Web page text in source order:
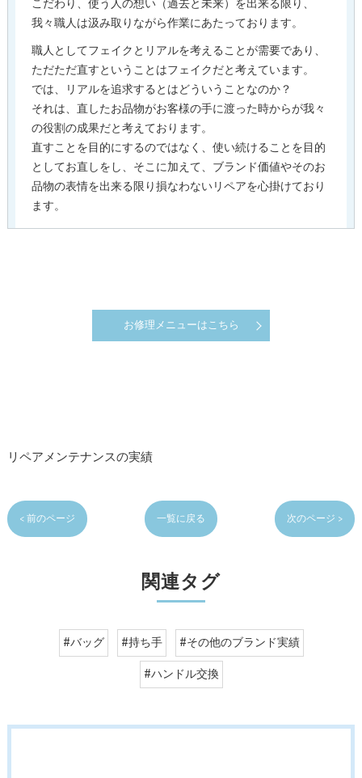
こだわり、使う人の想い（過去と未来）を出来る限り、
我々職人は汲み取りながら作業にあたっております。
職人としてフェイクとリアルを考えることが需要であり、
ただただ直すということはフェイクだと考えています。
では、リアルを追求するとはどういうことなのか？
それは、直したお品物がお客様の手に渡った時からが我々
の役割の成果だと考えております。
直すことを目的にするのではなく、使い続けることを目的
としてお直しをし、そこに加えて、ブランド価値やそのお
品物の表情を出来る限り損なわないリペアを心掛けており
ます。
お修理メニューはこちら
リペアメンテナンスの実績
< 前のページ 一覧に戻る 次のページ >
関連タグ
#バッグ #持ち手
#その他のブランド実績
#ハンドル交換